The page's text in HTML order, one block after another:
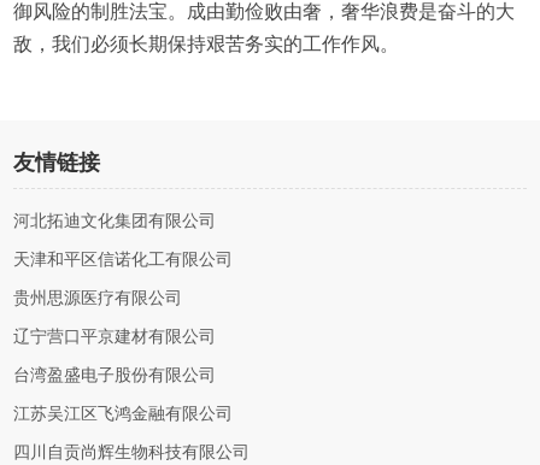
御风险的制胜法宝。成由勤俭败由奢，奢华浪费是奋斗的大
敌，我们必须长期保持艰苦务实的工作作风。
友情链接
河北拓迪文化集团有限公司
天津和平区信诺化工有限公司
贵州思源医疗有限公司
辽宁营口平京建材有限公司
台湾盈盛电子股份有限公司
江苏吴江区飞鸿金融有限公司
四川自贡尚辉生物科技有限公司